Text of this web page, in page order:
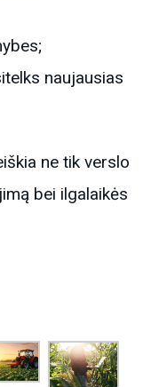
naujausias
ne tik verslo
bei ilgalaikės